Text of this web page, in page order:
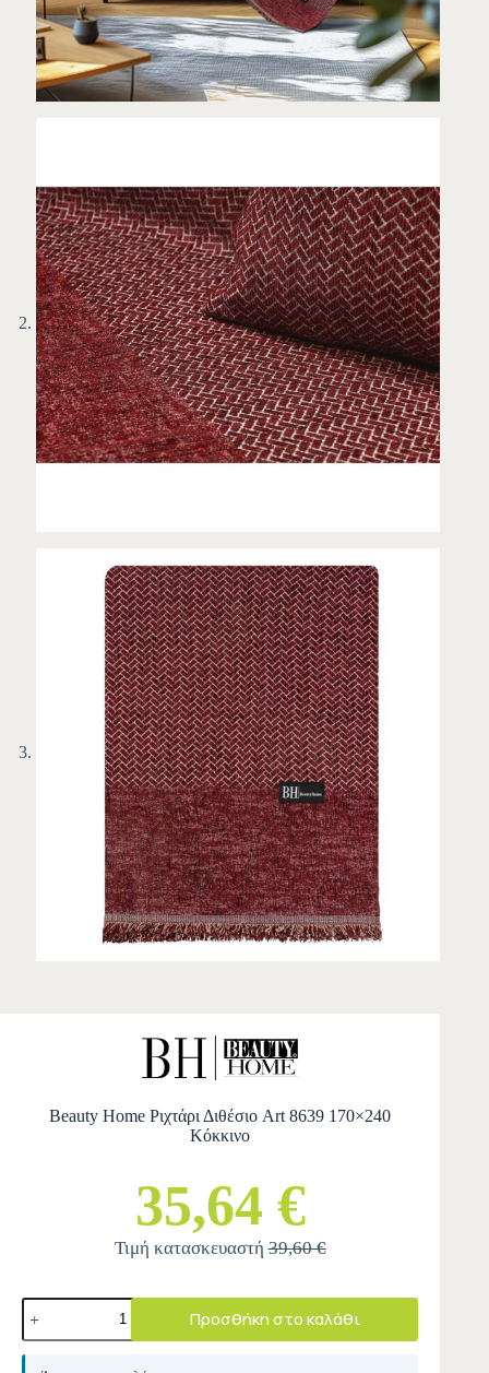
Beauty Home Ριχτάρι Διθέσιο Art 8639 170×240
Κόκκινο
35,64 €
Τιμή κατασκευαστή39,60 €
Προσθήκη στο καλάθι
A